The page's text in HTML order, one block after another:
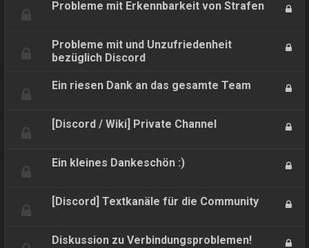
Probleme mit Erkennbarkeit von Strafen
Probleme mit und Unzufriedenheit
bezüglich Discord
Ein riesen Dank an das gesamte Team
[Discord / Wiki] Private Channel
Ein kleines Dankeschön :)
[Discord] Textkanäle für die Community
Diskussion zu Verbindungsproblemen!